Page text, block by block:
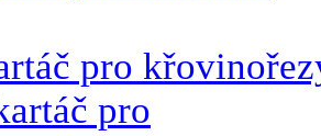
pro